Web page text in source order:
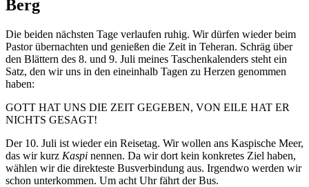
Berg
Die beiden nächsten Tage verlaufen ruhig. Wir dürfen wieder beim
Pastor übernachten und genießen die Zeit in Teheran. Schräg über
den Blättern des 8. und 9. Juli meines Taschenkalenders steht ein
Satz, den wir uns in den eineinhalb Tagen zu Herzen genommen
haben:
GOTT HAT UNS DIE ZEIT GEGEBEN, VON EILE HAT ER
NICHTS GESAGT!
Der 10. Juli ist wieder ein Reisetag. Wir wollen ans Kaspische Meer,
das wir kurz Kaspi nennen. Da wir dort kein konkretes Ziel haben,
wählen wir die direkteste Busverbindung aus. Irgendwo werden wir
schon unterkommen. Um acht Uhr fährt der Bus.